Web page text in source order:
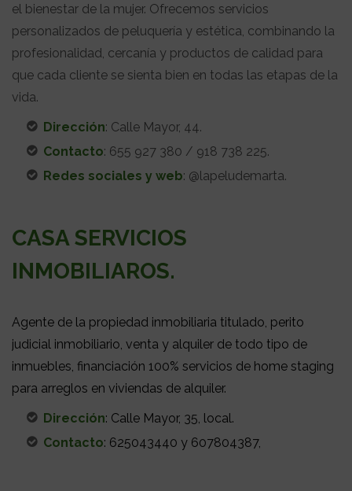
el bienestar de la mujer. Ofrecemos servicios
personalizados de peluquería y estética, combinando la
profesionalidad, cercanía y productos de calidad para
que cada cliente se sienta bien en todas las etapas de la
vida.
Dirección: Calle Mayor, 44.
Contacto: 655 927 380 / 918 738 225.
Redes sociales y web: @lapeludemarta.
CASA SERVICIOS
INMOBILIAROS.
Agente de la propiedad inmobiliaria titulado, perito
judicial inmobiliario, venta y alquiler de todo tipo de
inmuebles, financiación 100% servicios de home staging
para arreglos en viviendas de alquiler.
Dirección: Calle Mayor, 35, local.
Contacto: 625043440 y 607804387,